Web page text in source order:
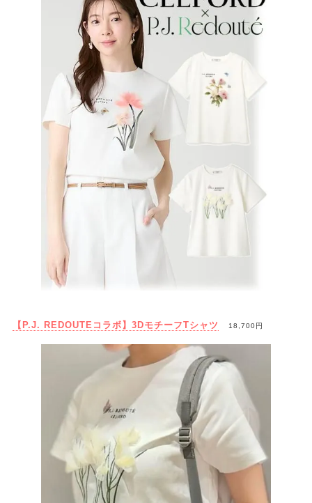
【P.J. REDOUTEコラボ】3DモチーフTシャツ 18,700円